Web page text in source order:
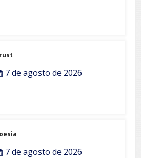
7 de agosto de 2026
7 de agosto de 2026